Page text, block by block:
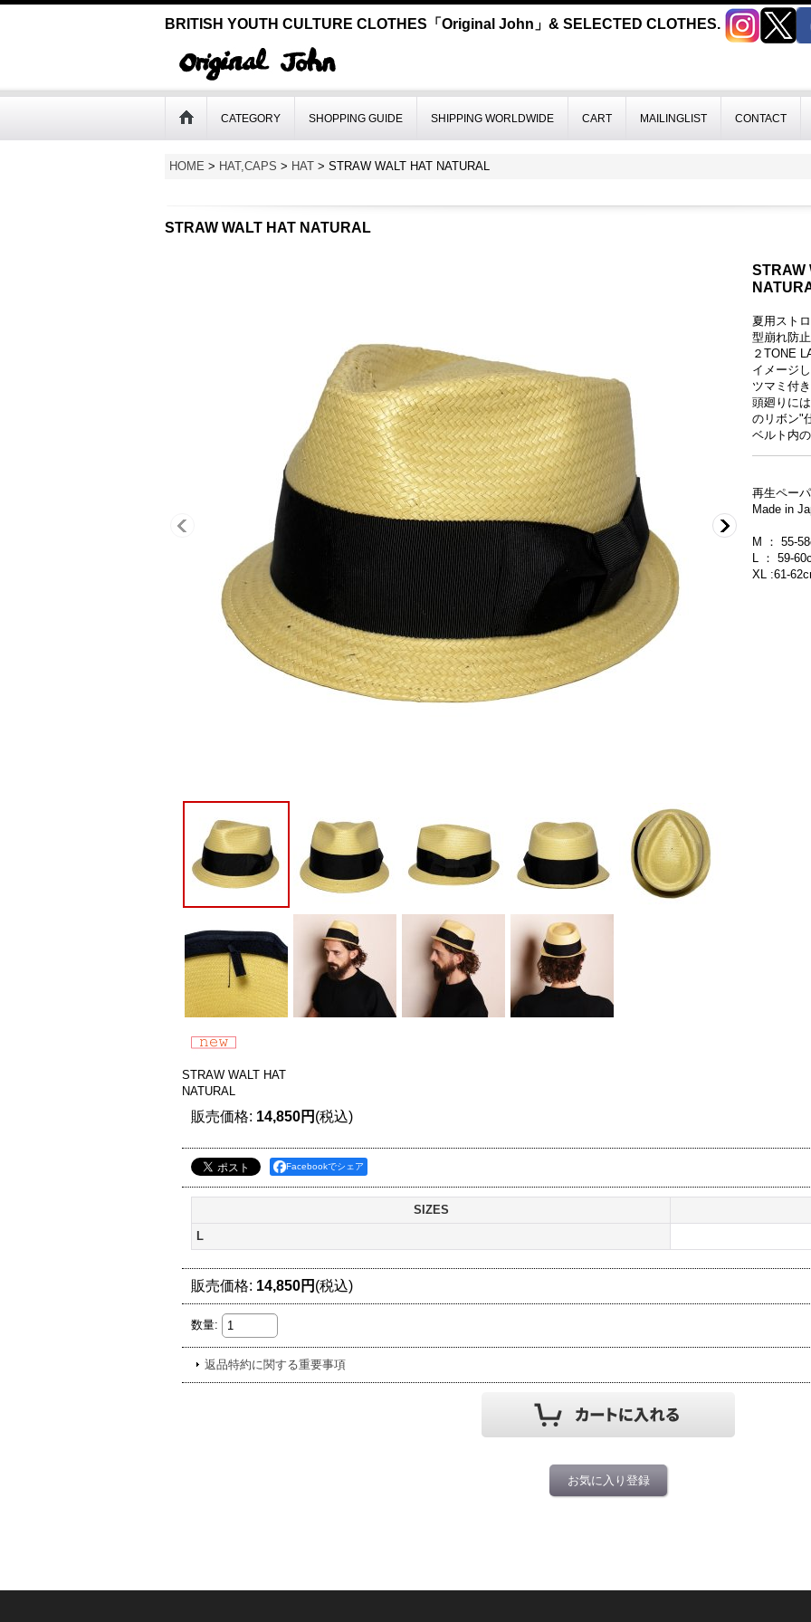
BRITISH YOUTH CULTURE CLOTHES「Original John」& SELECTED CLOTHES.
CATEGORY SHOPPING GUIDE SHIPPING WORLDWIDE CART MAILINGLIST CONTACT
HOME > HAT,CAPS > HAT > STRAW WALT HAT NATURAL
STRAW WALT HAT NATURAL
STRAW
夏用スト
型崩れ防
２TONE
イメージ
ツマミ付
頭廻りに
のリボン"
ベルト内
再生ペー
Made in
M ： 55-
L ： 59-
XL :61-
STRAW WALT HAT
NATURAL
販売価格: 14,850円 (税込)
Facebookでシェア
SIZES
L
販売価格: 14,850円 (税込)
数量:
返品特約に関する重要事項
お気に入り登録